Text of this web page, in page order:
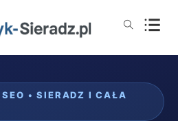
• SIERADZ I CAŁA